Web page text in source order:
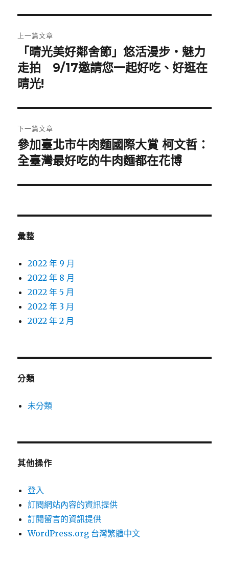
章
導
覽
上一篇文章
上
一
篇
章:
「晴光美好鄰舍節」悠活漫步‧魅力
走拍 9/17邀請您一起好吃、好逛在
晴光!
下一篇文章
下
一
文
參加臺北市牛肉麵國際大賞 柯文哲：
全臺灣最好吃的牛肉麵都在花博
彙整
2022 年 9 月
2022 年 8 月
2022 年 5 月
2022 年 3 月
2022 年 2 月
分類
未分類
其他操作
登入
訂閱網站內容的資訊提供
訂閱留言的資訊提供
WordPress.org 台灣繁體中文